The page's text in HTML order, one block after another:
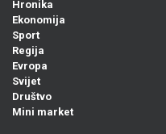
Hronika
Ekonomija
Sport
Regija
Evropa
Svijet
Društvo
Mini market